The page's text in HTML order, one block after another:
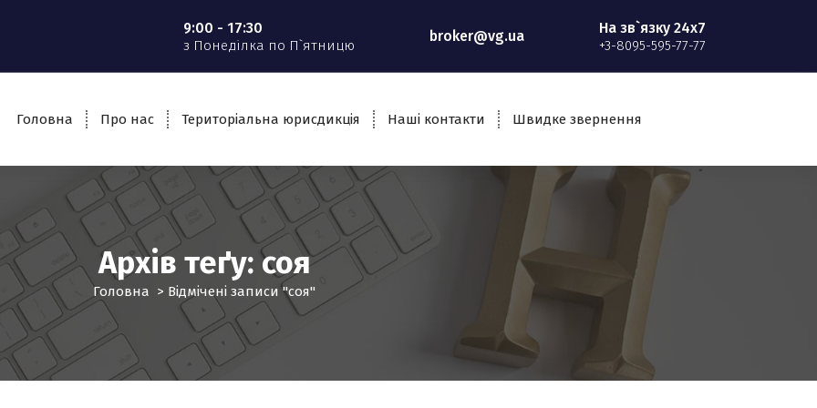
9:00 - 17:30
з Понеділка по П`ятницю
broker@vg.ua На зв`язку 24x7
+3-8095-595-77-77
Головна Про нас Територіальна юрисдикція Наші контакти Швидке звернення
Архів теґу: соя
Головна > Відмічені записи "соя"